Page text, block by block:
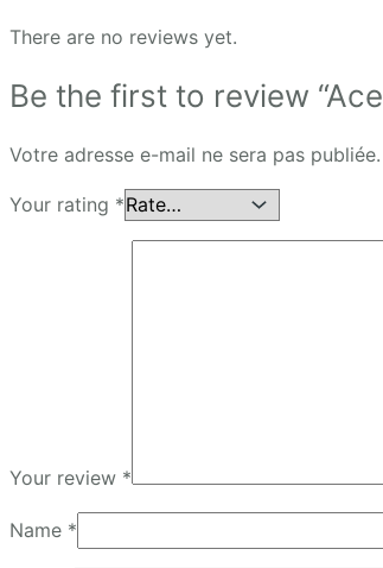
There are no reviews yet.
Be the first to review
Votre adresse e-mail ne sera pas publiée.
Your rating *
Your review *
Name *